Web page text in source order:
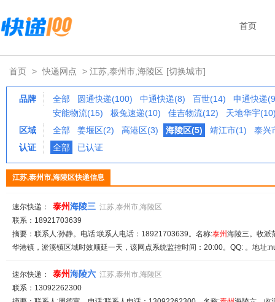
首页
首页 > 快递网点 > 江苏,泰州市,海陵区 [切换城市]
品牌 全部 圆通快递(100) 中通快递(8) 百世(14)
申通快递
安能物流(15)
极兔速递(10) 佳吉物流(12)
天地华宇
区域
全部 姜堰区(2) 高港区(3) 海陵区(5) 靖江市(1)
泰兴
认证
全部 已认证
江苏,泰州市,海陵区快递信息
速尔快递： 泰州海陵三 江苏,泰州市,海陵区
联系：18921703639
摘要：联系人:孙静。电话:联系人电话：18921703639。名称:泰州海陵三。收派
华港镇，淤溪镇区域时效顺延一天，该网点系统监控时间：20:00。QQ: 。地址
速尔快递： 泰州海陵六 江苏,泰州市,海陵区
联系：13092262300